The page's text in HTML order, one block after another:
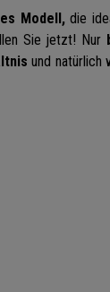
Modell,die
Sie jetzt! Nur
und natürlich